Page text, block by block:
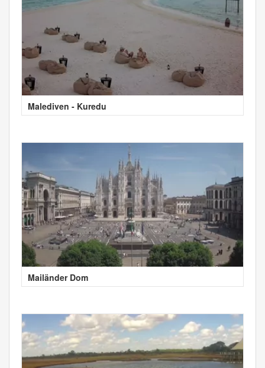
Malediven - Kuredu
Mailänder Dom